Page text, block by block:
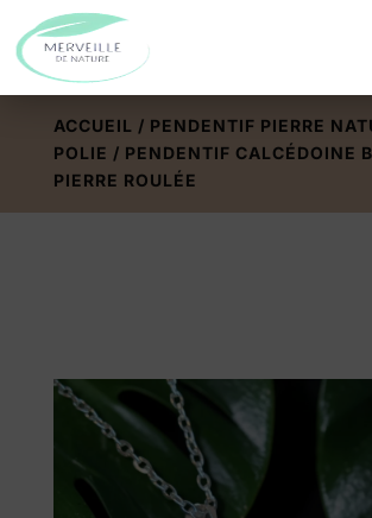
ACCUEIL / PENDENTIF PIERRE
POLIE / PENDENTIF CALCÉDOINE
PIERRE ROULÉE